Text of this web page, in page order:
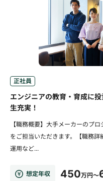
正社員
エンジニアの教育・育成に
生充実！
【職務概要】大手メーカーのプ
をご担当いただきます。【職務
運用など...
想定年収 450万円～